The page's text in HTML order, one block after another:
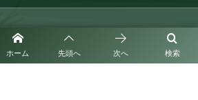
検索
ホーム 先頭へ 次へ